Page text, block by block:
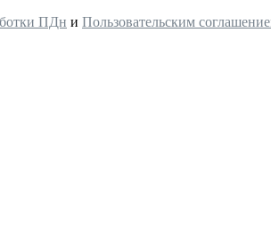
ПДн и Пользовательским